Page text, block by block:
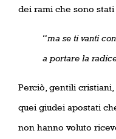
dei rami che sono stati
“ma se ti vanti
a portare la
Perciò, gentili
quei giudei apostati
non hanno voluto